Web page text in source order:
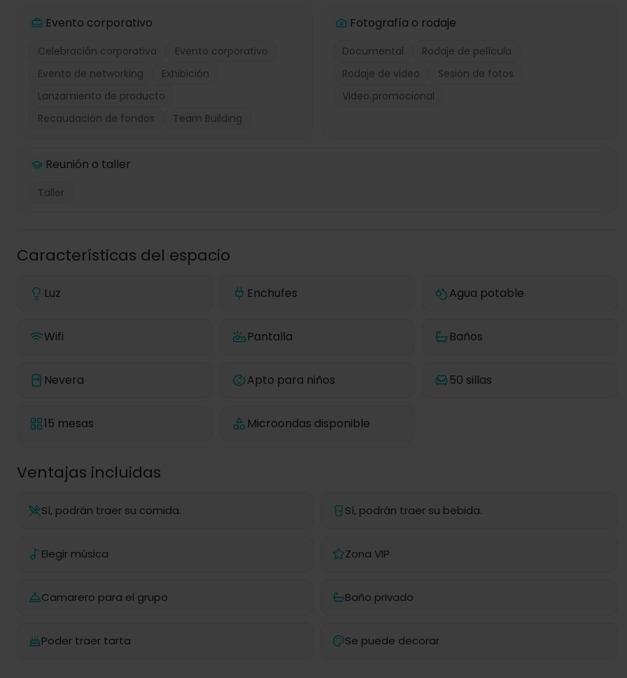
Evento corporativo
Celebración corporativa
Evento corporativo
Evento de networking
Exhibición
Lanzamiento de producto
Recaudación de fondos
Team Building
Fotografía o rodaje
Documental
Rodaje de película
Rodaje de video
Sesión de fotos
Video promocional
Reunión o taller
Taller
Características del espacio
Luz Enchufes Agua potable
Wifi Pantalla Baños
Nevera Apto para niños 50 sillas
15 mesas Microondas disponible
Ventajas incluidas
Sí, podrán traer su comida. Sí, podrán traer su bebida.
Elegir música Zona VIP
Camarero para el grupo Baño privado
Poder traer tarta Se puede decorar